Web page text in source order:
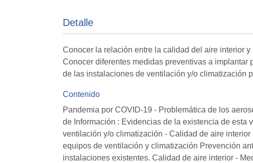
Detalle
Conocer la relación entre la calidad del aire interior
Conocer diferentes medidas preventivas a
de las instalaciones de ventilación y/o climatización
Contenido
Pandemia por COVID-19 - Problemática de los
de Información : Evidencias de la existencia de esta
ventilación y/o climatización - Calidad de aire
equipos de ventilación y climatización Prevención
instalaciones existentes. Calidad de aire interior -